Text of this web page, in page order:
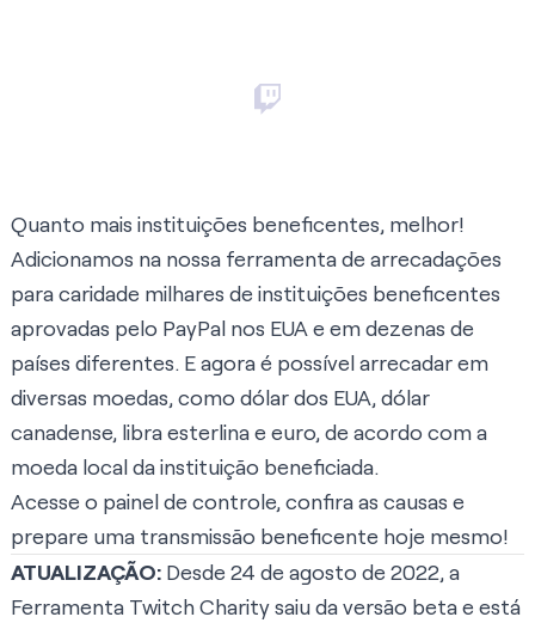
Quanto mais instituições beneficentes, melhor!
Adicionamos na nossa ferramenta de arrecadações
para caridade milhares de instituições beneficentes
aprovadas pelo PayPal nos EUA e em dezenas de
países diferentes. E agora é possível arrecadar em
diversas moedas, como dólar dos EUA, dólar
canadense, libra esterlina e euro, de acordo com a
moeda local da instituição beneficiada.
Acesse o painel de controle, confira as causas e
prepare uma transmissão beneficente hoje mesmo!
ATUALIZAÇÃO: Desde 24 de agosto de 2022, a
Ferramenta Twitch Charity saiu da versão beta e está